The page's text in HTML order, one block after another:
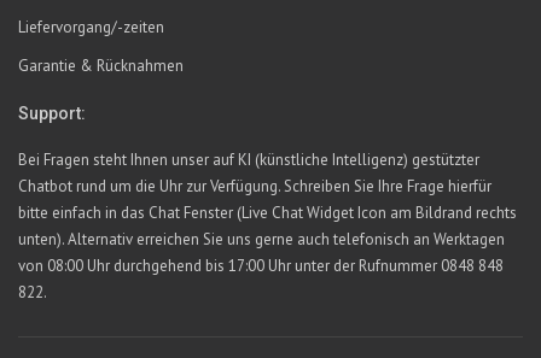
Liefervorgang/-zeiten
Garantie & Rücknahmen
Support:
Bei Fragen steht Ihnen unser auf KI (künstliche Intelligenz) gestützter
Chatbot rund um die Uhr zur Verfügung. Schreiben Sie Ihre Frage hierfür
bitte einfach in das Chat Fenster (Live Chat Widget Icon am Bildrand rechts
unten). Alternativ erreichen Sie uns gerne auch telefonisch an Werktagen
von 08:00 Uhr durchgehend bis 17:00 Uhr unter der Rufnummer 0848 848
822.